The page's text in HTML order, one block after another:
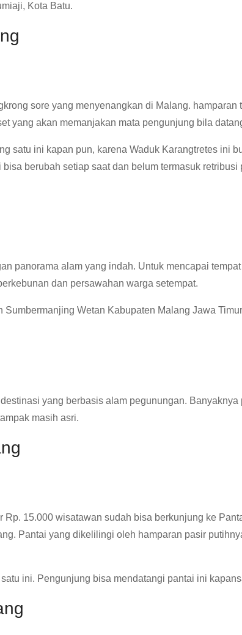
Kota Batu.
sore yang menyenangkan di Malang. hamparan
yang akan memanjakan mata pengunjung bila
satu ini kapan pun, karena Waduk Karangtretes ini
berubah setiap saat dan belum termasuk retribusi
panorama alam yang indah. Untuk mencapai
dan persawahan warga setempat.
Wetan Kabupaten Malang Jawa
yang berbasis alam pegunungan.
masih asri.
15.000 wisatawan sudah bisa berkunjung ke
Pantai yang dikelilingi oleh hamparan pasir
ini. Pengunjung bisa mendatangi pantai ini